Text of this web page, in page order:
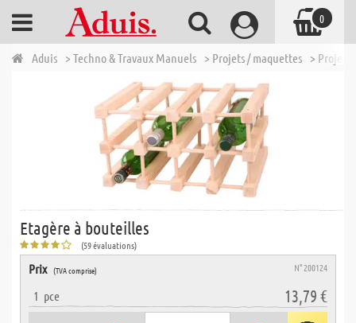
Aduis > Techno & Travaux Manuels > Projets / maquettes > Projets
Etagère à bouteilles
(59 évaluations)
Prix (TVA comprise) N° 200124
1 pce 13,79 €
0